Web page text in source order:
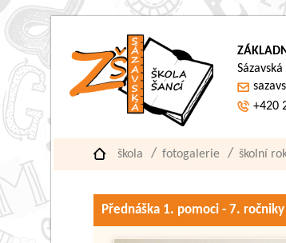
+420
škola fotogalerie školní
Přednáška 1. pomoci - 7. ročniky